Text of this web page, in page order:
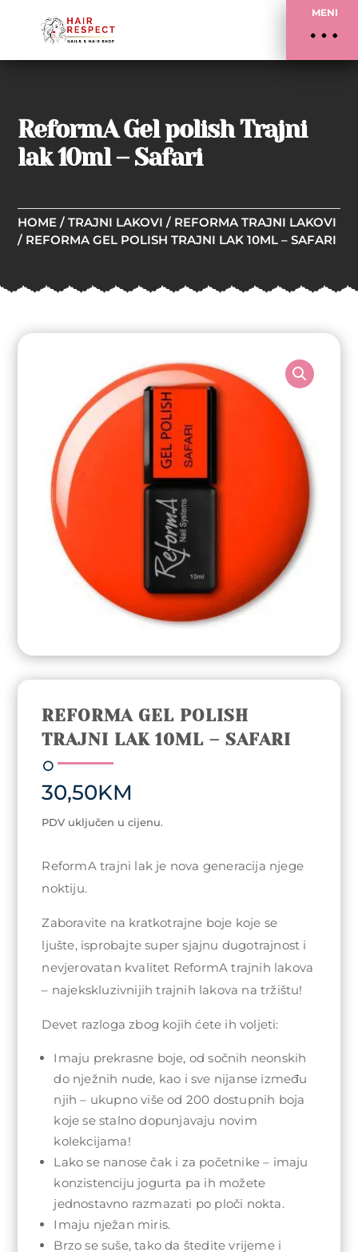
MENI
ReformA Gel polish Trajni
lak 10ml – Safari
HOME /TRAJNI LAKOVI / REFORMA TRAJNI LAKOVI
/ REFORMA GEL POLISH TRAJNI LAK 10ML – SAFARI
REFORMA GEL POLISH
TRAJNI LAK 10ML – SAFARI
30,50KM
PDV uključen u cijenu.
ReformA trajni lak je nova generacija njege
noktiju.
Zaboravite na kratkotrajne boje koje se
ljušte, isprobajte super sjajnu dugotrajnost i
nevjerovatan kvalitet ReformA trajnih lakova
– najekskluzivnijih trajnih lakova na tržištu!
Devet razloga zbog kojih ćete ih voljeti:
Imaju prekrasne boje, od sočnih neonskih
do nježnih nude, kao i sve nijanse između
njih – ukupno više od 200 dostupnih boja
koje se stalno dopunjavaju novim
kolekcijama!
Lako se nanose čak i za početnike – imaju
konzistenciju jogurta pa ih možete
jednostavno razmazati po ploči nokta.
Imaju nježan miris.
Brzo se suše, tako da štedite vrijeme i